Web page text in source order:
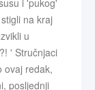
i 'pukog'
na kraj
u
' Stručnjaci
ovaj redak,
posljednji